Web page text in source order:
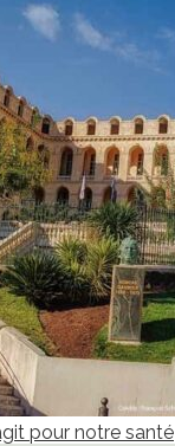
pour notre santé